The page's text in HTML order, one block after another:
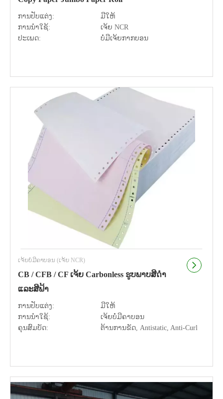
ການປັບແຕ່ງ:
ມີໃຫ້
ການນຳໃຊ້:
ເຈ້ຍ NCR
ປະເພດ:
ບໍ່ມີເຈ້ຍກາກບອນ
ເຈ້ຍບໍ່ມີຄາບອນ (ເຈ້ຍ NCR)
CB / CFB / CF ເຈ້ຍ Carbonless ຮູບພາບສີດໍາ
ແລະສີຟ້າ
ການປັບແຕ່ງ:
ມີໃຫ້
ການນຳໃຊ້:
ເຈ້ຍບໍ່ມີຄາບອນ
ຄຸນສົມບັດ:
ຕ້ານການຂັດ, Antistatic, Anti-Curl